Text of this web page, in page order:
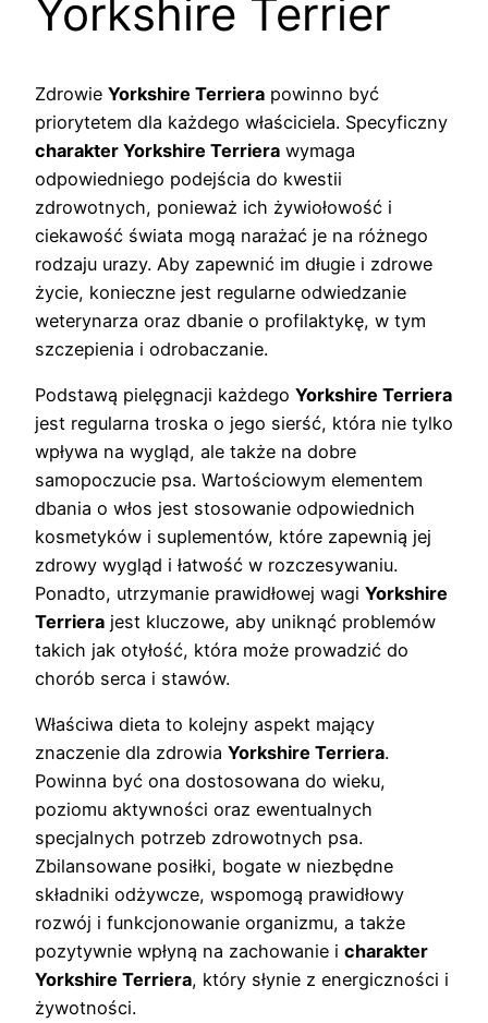
Yorkshire Terrier
Zdrowie Yorkshire Terriera powinno być
priorytetem dla każdego właściciela. Specyficzny
charakter Yorkshire Terriera wymaga
odpowiedniego podejścia do kwestii
zdrowotnych, ponieważ ich żywiołowość i
ciekawość świata mogą narażać je na różnego
rodzaju urazy. Aby zapewnić im długie i zdrowe
życie, konieczne jest regularne odwiedzanie
weterynarza oraz dbanie o profilaktykę, w tym
szczepienia i odrobaczanie.
Podstawą pielęgnacji każdego Yorkshire Terriera
jest regularna troska o jego sierść, która nie tylko
wpływa na wygląd, ale także na dobre
samopoczucie psa. Wartościowym elementem
dbania o włos jest stosowanie odpowiednich
kosmetyków i suplementów, które zapewnią jej
zdrowy wygląd i łatwość w rozczesywaniu.
Ponadto, utrzymanie prawidłowej wagi Yorkshire
Terriera jest kluczowe, aby uniknąć problemów
takich jak otyłość, która może prowadzić do
chorób serca i stawów.
Właściwa dieta to kolejny aspekt mający
znaczenie dla zdrowia Yorkshire Terriera.
Powinna być ona dostosowana do wieku,
poziomu aktywności oraz ewentualnych
specjalnych potrzeb zdrowotnych psa.
Zbilansowane posiłki, bogate w niezbędne
składniki odżywcze, wspomogą prawidłowy
rozwój i funkcjonowanie organizmu, a także
pozytywnie wpłyną na zachowanie i charakter
Yorkshire Terriera, który słynie z energiczności i
żywotności.